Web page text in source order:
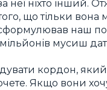
неї ніхто інший.
що тільки
наш
мусиш
кордон, який
Якщо вони